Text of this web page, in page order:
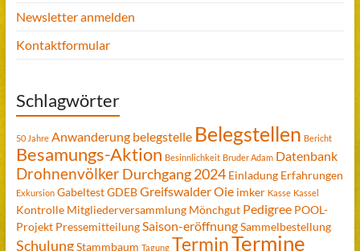
Newsletter anmelden
Kontaktformular
Schlagwörter
50 Jahre Anwanderung belegstelle Belegstellen Bericht
Besamungs-Aktion Besinnlichkeit Bruder Adam Datenbank
DrohnenvölkerDurchgang 2024 Einladung Erfahrungen
Exkursion GabeltestGDEBGreifswalder Oie imker Kasse Kassel
Kontrolle Mitgliederversammlung Mönchgut Pedigree POOL-
Projekt PressemitteilungSaison-eröffnungSammelbestellung
SchulungStammbaum Tagung TerminTermine